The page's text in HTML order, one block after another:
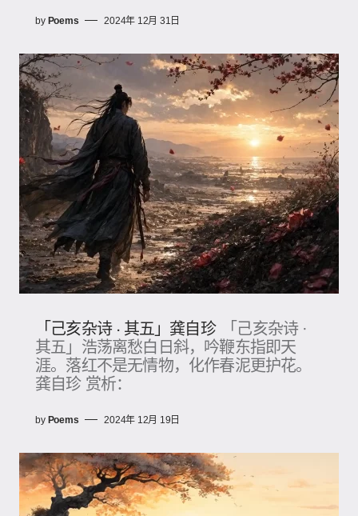
by Poems 2024年 12月 31日
「己亥杂诗 · 其五」龚自珍
「己亥杂诗 ·
其五」浩荡离愁白日斜，吟鞭东指即天
涯。落红不是无情物，化作春泥更护花。
龚自珍 赏析：
by Poems 2024年 12月 19日